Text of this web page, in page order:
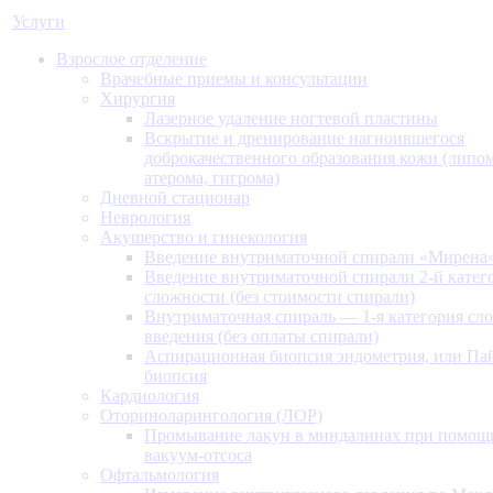
Услуги
Взрослое отделение
Врачебные приемы и консультации
Хирургия
Лазерное удаление ногтевой пластины
Вскрытие и дренирование нагноившегося
доброкачественного образования кожи
атерома, гигрома)
Дневной стационар
Неврология
Акушерство и гинекология
Введение внутриматочной спирали
Введение внутриматочной спирали 2-й
сложности (без стоимости спирали)
Внутриматочная спираль — 1-я категория
введения (без оплаты спирали)
Аспирационная биопсия эндометрия, или
биопсия
Кардиология
Оториноларингология (ЛОР)
Промывание лакун в миндалинах при
вакуум-отсоса
Офтальмология